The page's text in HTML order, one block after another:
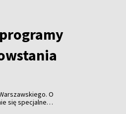
O
się specjalne